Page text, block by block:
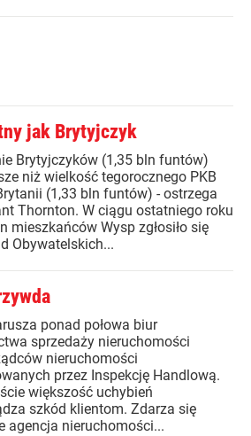
jak Brytyjczyk
Brytyjczyków (1,35 bln funtów)
niż wielkość tegorocznego PKB
(1,33 bln funtów) - ostrzega
Thornton. W ciągu ostatniego roku
mieszkańców Wysp zgłosiło się
Obywatelskich...
ponad połowa biur
sprzedaży nieruchomości
nieruchomości
przez Inspekcję Handlową.
większość uchybień
szkód klientom. Zdarza się
agencja nieruchomości...